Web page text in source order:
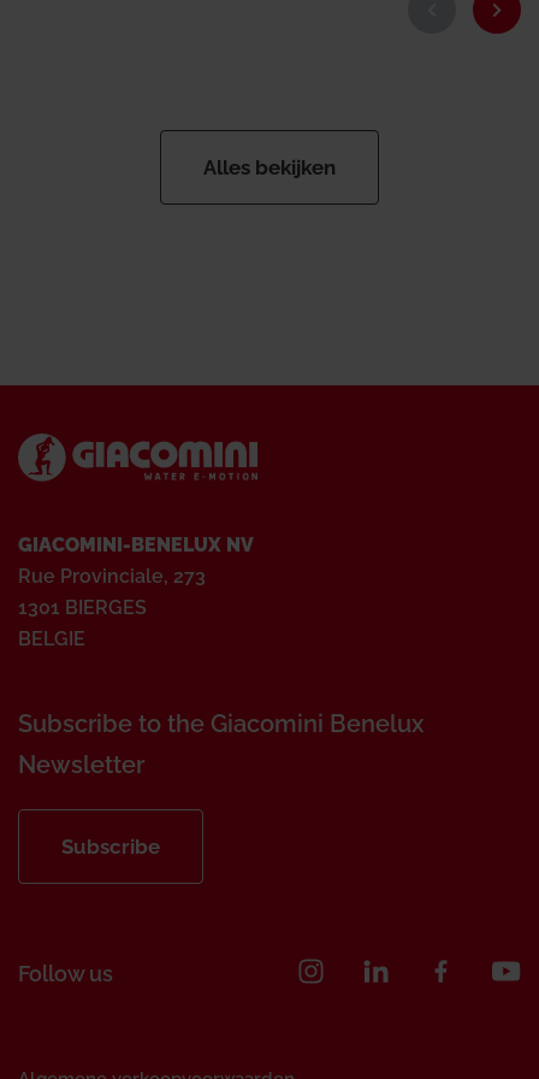
Alles bekijken
GIACOMINI-BENELUX NV
Rue Provinciale, 273
1301 BIERGES
BELGIE
Subscribe to the Giacomini Benelux
Newsletter
Subscribe
Follow us